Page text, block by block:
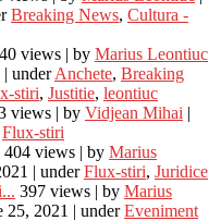
Breaking News, Cultura -
views | by Marius Leontiuc
| underAnchete, Breaking
stiri, Justitie, leontiuc
views | by Vidjean Mihai |
Flux-stiri
404 views | by Marius
| underFlux-stiri, Juridice
397 views | by Marius
25, 2021 | underEveniment